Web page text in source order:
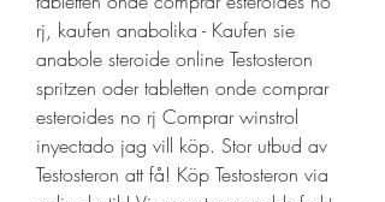
rj, kaufen anabolika - Kaufen sie
anabole steroide online Testosteron
spritzen oder tabletten onde comprar
esteroides no rj Comprar winstrol
inyectado jag vill köp. Stor utbud av
Testosteron att få! Köp Testosteron via